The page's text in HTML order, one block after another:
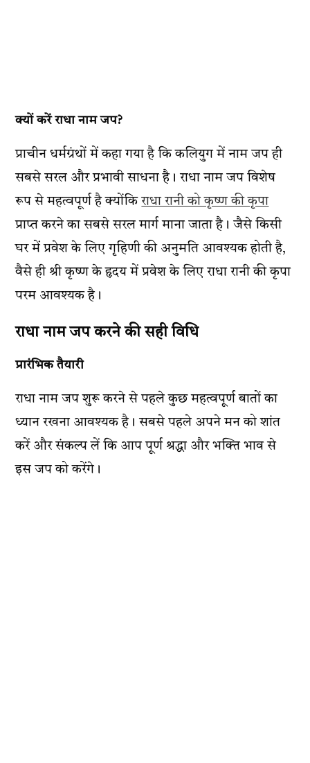
क्यों करें राधा नाम जप?
प्राचीन धर्मग्रंथों में कहा गया है कि कलियुग में नाम जप ही
सबसे सरल और प्रभावी साधना है। राधा नाम जप विशेष
रूप से महत्वपूर्ण है क्योंकिराधा रानी को कृष्ण की कृपा
प्राप्त करने का सबसे सरल मार्ग माना जाता है। जैसे किसी
घर में प्रवेश के लिए गृहिणी की अनुमति आवश्यक होती है,
वैसे ही श्री कृष्ण के हृदय में प्रवेश के लिए राधा रानी की कृपा
परम आवश्यक है।
राधा नाम जप करने की सही विधि
प्रारंभिक तैयारी
राधा नाम जप शुरू करने से पहले कुछ महत्वपूर्ण बातों का
ध्यान रखना आवश्यक है। सबसे पहले अपने मन को शांत
करें और संकल्प लें कि आप पूर्ण श्रद्धा और भक्ति भाव से
इस जप को करेंगे।